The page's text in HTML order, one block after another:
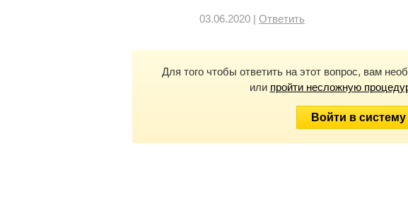
03.06.2020 | Ответить
Для того чтобы ответить на этот вопрос, вам
или пройти несложную
Войти в систему